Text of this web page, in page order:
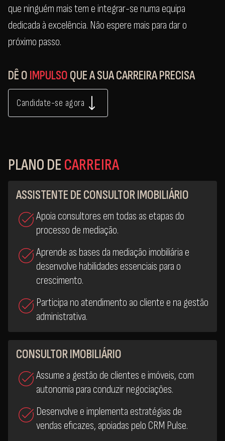
que ninguém mais tem e integrar-se numa equipa
dedicada à excelência. Não espere mais para dar o
próximo passo.
DÊ OIMPULSOQUE A SUA CARREIRA PRECISA
Candidate-se agora
PLANO DE CARREIRA
ASSISTENTE DE CONSULTOR IMOBILIÁRIO
Apoia consultores em todas as etapas do
processo de mediação.
Aprende as bases da mediação imobiliária e
desenvolve habilidades essenciais para o
crescimento.
Participa no atendimento ao cliente e na gestão
administrativa.
CONSULTOR IMOBILIÁRIO
Assume a gestão de clientes e imóveis, com
autonomia para conduzir negociações.
Desenvolve e implementa estratégias de
vendas eficazes, apoiadas pelo CRM Pulse.